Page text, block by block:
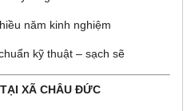
năm kinh nghiệm
kỹ thuật – sạch sẽ
XÃ CHÂU ĐỨC